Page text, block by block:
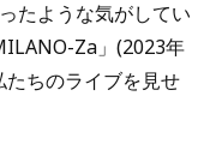
たような気がしてい
Za」(2023年
ちのライブを見せ